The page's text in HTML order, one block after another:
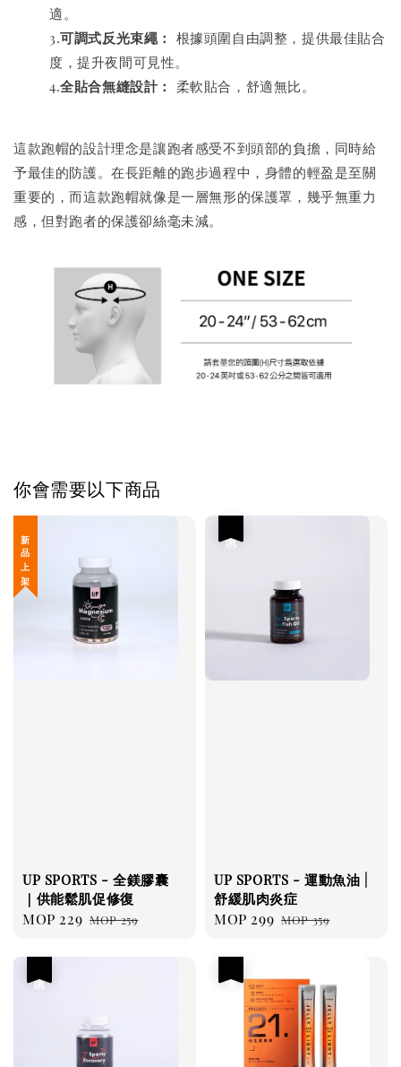
適。
3.可調式反光束繩： 根據頭圍自由調整，提供最佳貼合
度，提升夜間可見性。
4.全貼合無縫設計： 柔軟貼合，舒適無比。
這款跑帽的設計理念是讓跑者感受不到頭部的負擔，同時給
予最佳的防護。在長距離的跑步過程中，身體的輕盈是至關
重要的，而這款跑帽就像是一層無形的保護罩，幾乎無重力
感，但對跑者的保護卻絲毫未減。
你會需要以下商品
新 品 上 架
UP SPORTS - 全鎂膠囊
｜供能鬆肌促修復
Sale
MOP 229 Regular
MOP 259
UP SPORTS - 運動魚油 |
舒緩肌肉炎症
Sale
MOP 299 Regular
MOP 359